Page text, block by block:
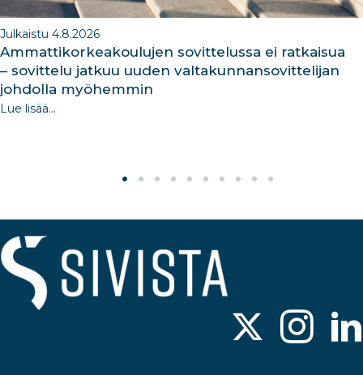
Julkaistu 4.8.2026
Ammattikorkeakoulujen sovittelussa ei ratkaisua
– sovittelu jatkuu uuden valtakunnansovittelijan
johdolla myöhemmin
Lue lisää...